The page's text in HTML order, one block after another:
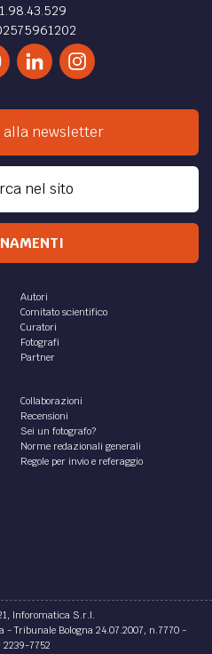
newsletter
nel sito
Autori
Comitato scientifico
Curatori
Fotografi
Partner
Collaborazioni
Recensioni
Sei un fotografo?
Norme redazionali generali
Regole per invio e referaggio
Inforomatica S.r.l.
- Tribunale Bologna 24.07.2007, n.7770 -
2239-7752